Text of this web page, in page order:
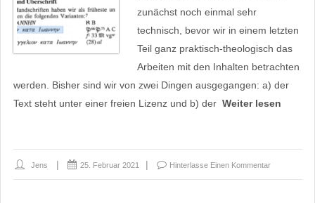
zunächst noch einmal sehr
technisch, bevor wir in einem letzten
Teil ganz praktisch-theologisch das
Arbeiten mit den Inhalten betrachten
werden. Bisher sind wir von zwei Dingen ausgegangen: a) der
Text steht unter einer freien Lizenz und b) der Weiter lesen
Jens 25. Februar 2021 Hinterlasse Einen Kommentar